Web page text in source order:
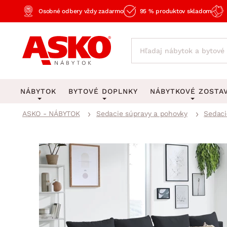
Osobné odbery vždy zadarmo 95 % produktov skladom
NÁBYTOK
Obývacia izba
Spálňa
Pracovňa a kancelária
BYTOVÉ DOPLNKY
Behúne a malé koberce
Detské koberce
Kúpeľňové predložky
Zobrazit vše
Stropné osvetlenie
Lustre a závesné
Stojacie lampy
Zobrazit vše
NÁBYTKOVÉ
Spálňové
Kancelárske
Kuchynské
Detské zostavy
Predsieňové
ASKO - NÁBYTOK Sedacie súpravy a pohovky